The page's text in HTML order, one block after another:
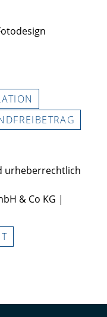
urheberrechtlich
& Co KG |